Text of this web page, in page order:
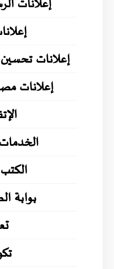
إعلانات
إعلانات
إعلانات
بوابة